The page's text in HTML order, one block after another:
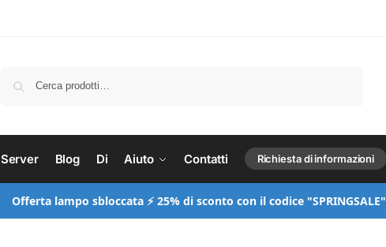
Server Blog Di Aiuto Contatti Richiesta di informazioni
Offerta lampo sbloccata ⚡ 25% di sconto con il codice "SPRINGSALE"